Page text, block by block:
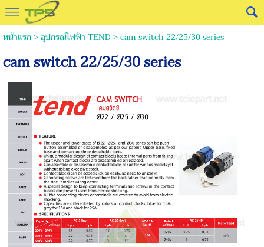
หน้าแรก>อุปกรณ์ไฟฟ้า TEND >cam switch 22/25/30 series
cam switch 22/25/30 series